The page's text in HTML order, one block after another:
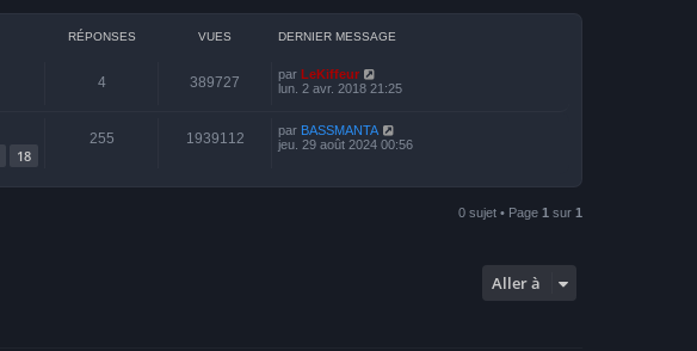
RÉPONSES VUES DERNIER MESSAGE
4 389727 par LeKiffeur
lun. 2 avr. 2018 21:25
18
255 1939112 par BASSMANTA
jeu. 29 août 2024 00:56
0 sujet • Page 1 sur 1
Aller à